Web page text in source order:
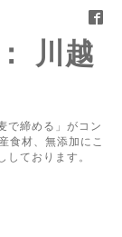
川越
で締める」がコン
食材、無添加にこ
ております。